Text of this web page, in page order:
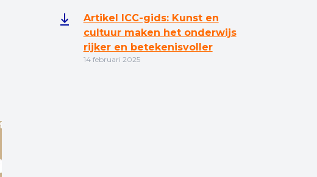
Artikel ICC-gids: Kunst en
cultuur maken het onderwijs
rijker en betekenisvoller
14 februari 2025